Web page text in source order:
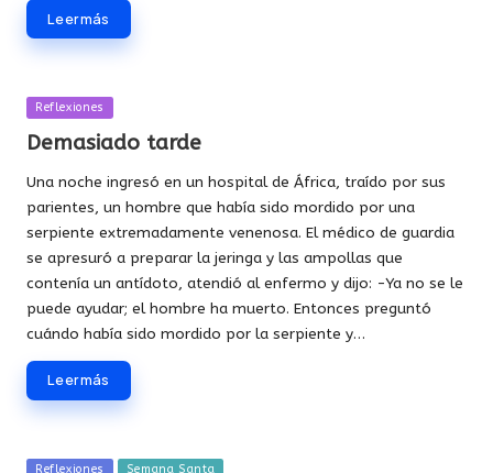
Leer más
Publicada
Reflexiones
Demasiado tarde
Una noche ingresó en un hospital de África, traído por sus
parientes, un hombre que había sido mordido por una
serpiente extremadamente venenosa. El médico de guardia
se apresuró a preparar la jeringa y las ampollas que
contenía un antídoto, atendió al enfermo y dijo: -Ya no se le
puede ayudar; el hombre ha muerto. Entonces preguntó
cuándo había sido mordido por la serpiente y…
Leer más
Publicada
Reflexiones Semana Santa